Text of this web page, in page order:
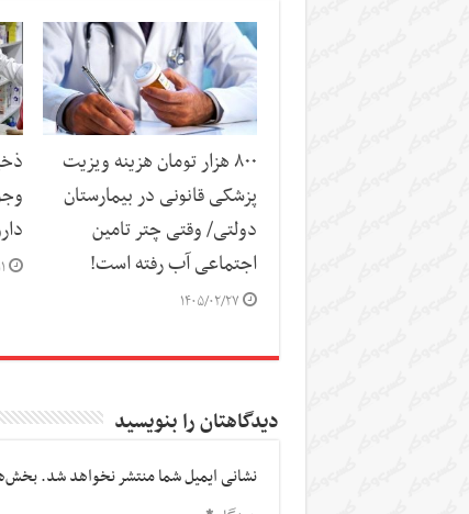
۸۰۰ هزار تومان هزینه ویزیت
پزشکی قانونی در بیمارستان
دولتی/ وقتی چتر تامین
اجتماعی آب رفته است!
۱۴۰۵/۰۲/۲۷
دیدگاهتان را بنویسید
نشانی ایمیل شما منتشر نخواهد شد.